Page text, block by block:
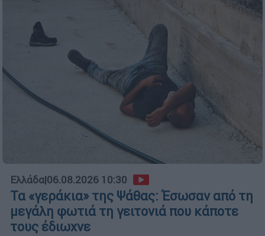
Ελλάδα|06.08.2026 10:30
Τα «γεράκια» της Ψάθας: Έσωσαν από τη
μεγάλη φωτιά τη γειτονιά που κάποτε
τους έδιωχνε